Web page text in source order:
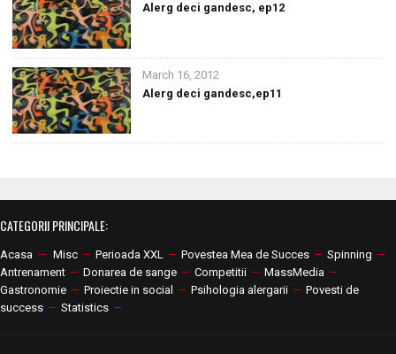
Alerg deci gandesc, ep12
March 16, 2012
Alerg deci gandesc,ep11
CATEGORII PRINCIPALE:
Acasa — Misc — Perioada XXL — Povestea Mea de Succes — Spinning —
Antrenament — Donarea de sange — Competitii — MassMedia —
Gastronomie — Proiectie in social — Psihologia alergarii — Povesti de
success — Statistics —